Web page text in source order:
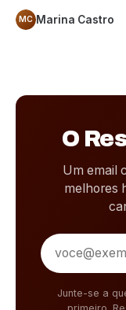
MC Marina Castro
O
Um email
melhores
Endereço de e-
Junte-se a